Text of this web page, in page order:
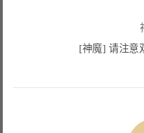
[神魔] 请注意